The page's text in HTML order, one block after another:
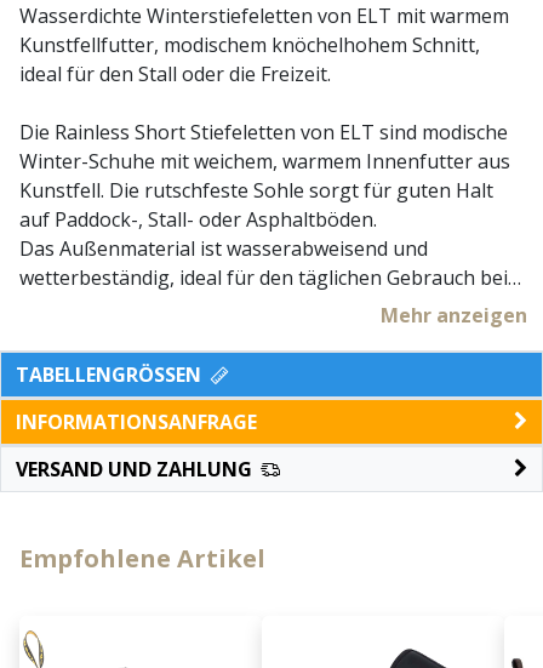
Wasserdichte Winterstiefeletten von ELT mit warmem
Kunstfellfutter, modischem knöchelhohem Schnitt,
ideal für den Stall oder die Freizeit.
Die Rainless Short Stiefeletten von ELT sind modische
Winter-Schuhe mit weichem, warmem Innenfutter aus
Kunstfell. Die rutschfeste Sohle sorgt für guten Halt
auf Paddock-, Stall- oder Asphaltböden.
Das Außenmaterial ist wasserabweisend und
wetterbeständig, ideal für den täglichen Gebrauch bei
jeder Witterung ob im Reitunterricht oder in derMehr anzeigen
TABELLENGRÖSSEN
INFORMATIONSANFRAGE
VERSAND UND ZAHLUNG
Empfohlene Artikel